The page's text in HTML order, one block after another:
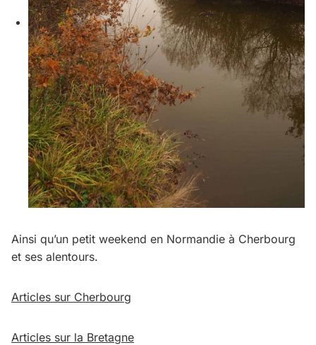
Ainsi qu’un petit weekend en Normandie à Cherbourg
et ses alentours.
Articles sur Cherbourg
Articles sur la Bretagne